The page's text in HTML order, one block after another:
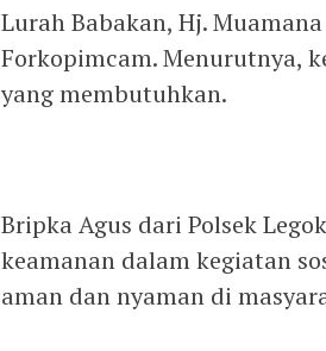
‎Lurah Babakan, Hj.
Forkopimcam. Menurutnya,
yang membutuhkan.
‎Bripka Agus dari Polsek
keamanan dalam kegiatan
aman dan nyaman di